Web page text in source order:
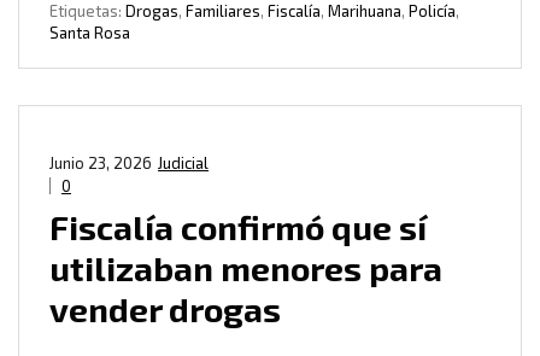
Etiquetas: Drogas, Familiares, Fiscalía, Marihuana, Policía,
Santa Rosa
Judicial
Junio 23, 2026
0
Fiscalía confirmó que sí
utilizaban menores para
vender drogas